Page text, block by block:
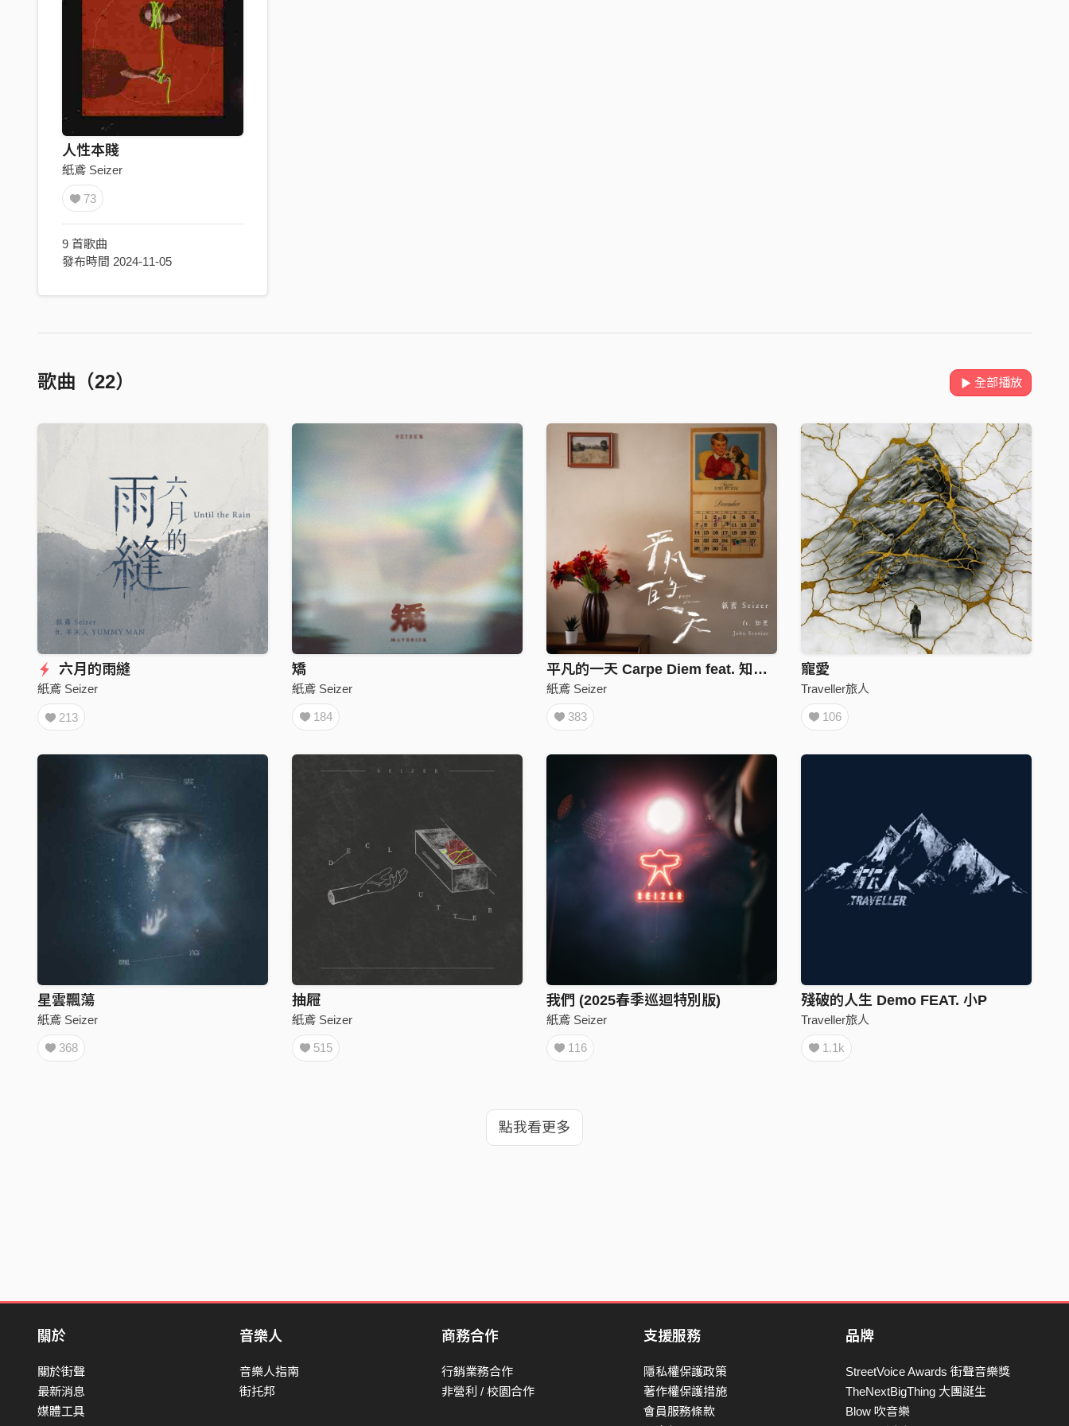
人性本賤
紙鳶 Seizer
73
9 首歌曲
發布時間 2024-11-05
歌曲（22） 全部播放
六月的雨縫
紙鳶 Seizer
213
矯
紙鳶 Seizer
184
平凡的一天 Carpe Diem feat. 知更 John Stoniae
紙鳶 Seizer
383
寵愛
Traveller旅人
106
星雲飄蕩
紙鳶 Seizer
368
抽屜
紙鳶 Seizer
515
我們 (2025春季巡迴特別版)
紙鳶 Seizer
116
殘破的人生 Demo FEAT. 小P
Traveller旅人
1.1k
點我看更多
關於
關於街聲
最新消息
媒體工具
音樂人
音樂人指南
街托邦
商務合作
行銷業務合作
非營利 / 校園合作
支援服務
隱私權保護政策
著作權保護措施
會員服務條款
品牌
StreetVoice Awards 街聲音樂獎
TheNextBigThing 大團誕生
Blow 吹音樂